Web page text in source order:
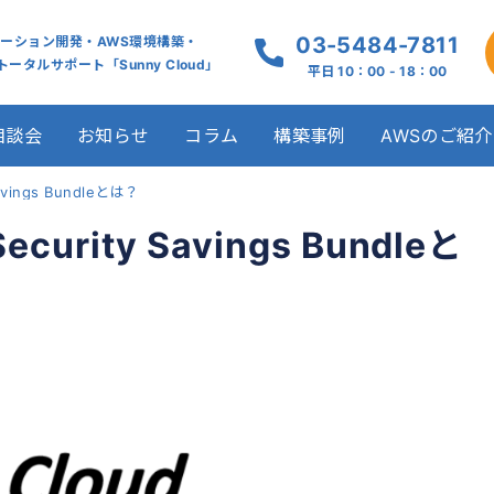
ション開発・AWS環境構築・
ータルサポート「Sunny Cloud」
03-5484-7811
平日 10：00 - 18：00
談会 お知らせ コラム 構築事例 AWSのご紹介
Bundleとは？
Savings Bundleと